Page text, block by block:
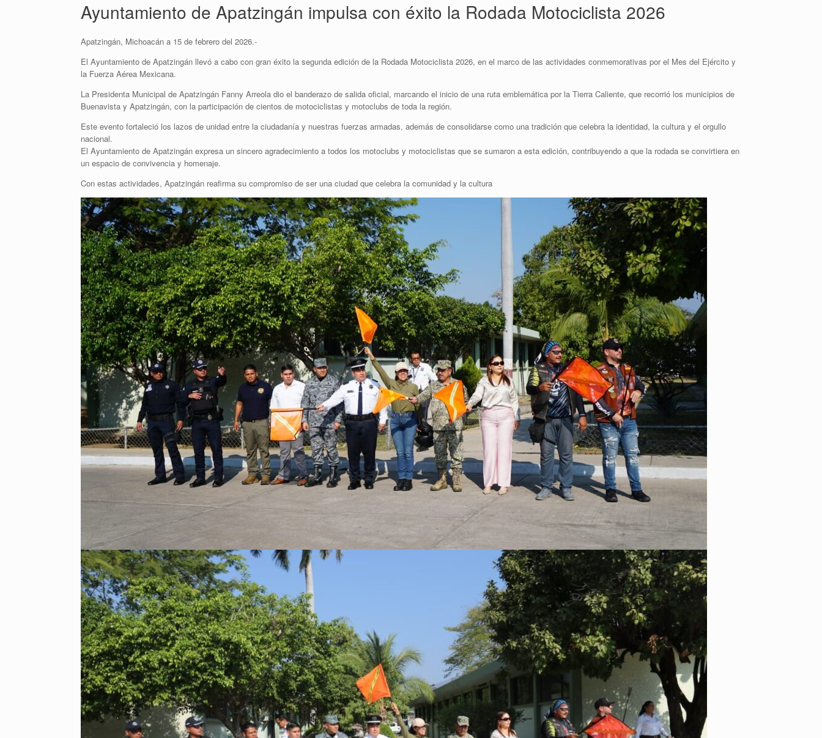
Ayuntamiento de Apatzingán impulsa con éxito la Rodada Motociclista 2026
Apatzingán, Michoacán a 15 de febrero del 2026.-
El Ayuntamiento de Apatzingán llevó a cabo con gran éxito la segunda edición de la Rodada Motociclista 2026, en el marco de las actividades conmemorativas por el Mes del Ejército y
la Fuerza Aérea Mexicana.
La Presidenta Municipal de Apatzingán Fanny Arreola dio el banderazo de salida oficial, marcando el inicio de una ruta emblemática por la Tierra Caliente, que recorrió los municipios de
Buenavista y Apatzingán, con la participación de cientos de motociclistas y motoclubs de toda la región.
Este evento fortaleció los lazos de unidad entre la ciudadanía y nuestras fuerzas armadas, además de consolidarse como una tradición que celebra la identidad, la cultura y el orgullo
nacional.
El Ayuntamiento de Apatzingán expresa un sincero agradecimiento a todos los motoclubs y motociclistas que se sumaron a esta edición, contribuyendo a que la rodada se convirtiera en
un espacio de convivencia y homenaje.
Con estas actividades, Apatzingán reafirma su compromiso de ser una ciudad que celebra la comunidad y la cultura